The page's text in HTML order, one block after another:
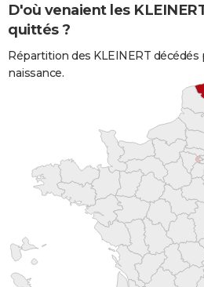
D'où venaient les
quittés ?
Répartition des KLEINERT
naissance.